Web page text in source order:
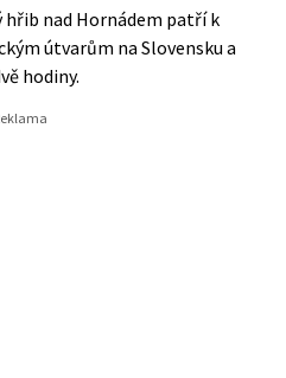
nad Hornádem patří k
útvarům na Slovensku a
hodiny.